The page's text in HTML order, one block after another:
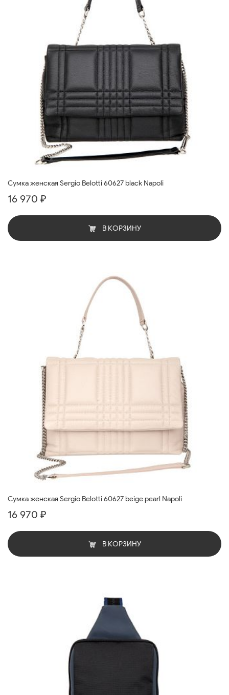
Cумка женская Sergio Belotti 60627 black Napoli
16 970 ₽
В КОРЗИНУ
Cумка женская Sergio Belotti 60627 beige pearl Napoli
16 970 ₽
В КОРЗИНУ